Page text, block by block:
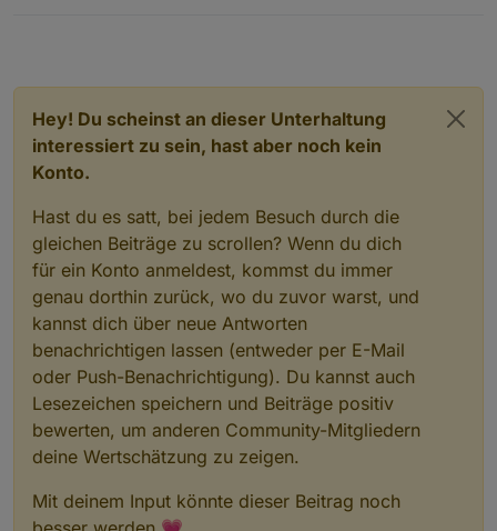
Hey! Du scheinst an dieser Unterhaltung
interessiert zu sein, hast aber noch kein
Konto.
Hast du es satt, bei jedem Besuch durch die
gleichen Beiträge zu scrollen? Wenn du dich
für ein Konto anmeldest, kommst du immer
genau dorthin zurück, wo du zuvor warst, und
kannst dich über neue Antworten
benachrichtigen lassen (entweder per E-Mail
oder Push-Benachrichtigung). Du kannst auch
Lesezeichen speichern und Beiträge positiv
bewerten, um anderen Community-Mitgliedern
deine Wertschätzung zu zeigen.
Mit deinem Input könnte dieser Beitrag noch